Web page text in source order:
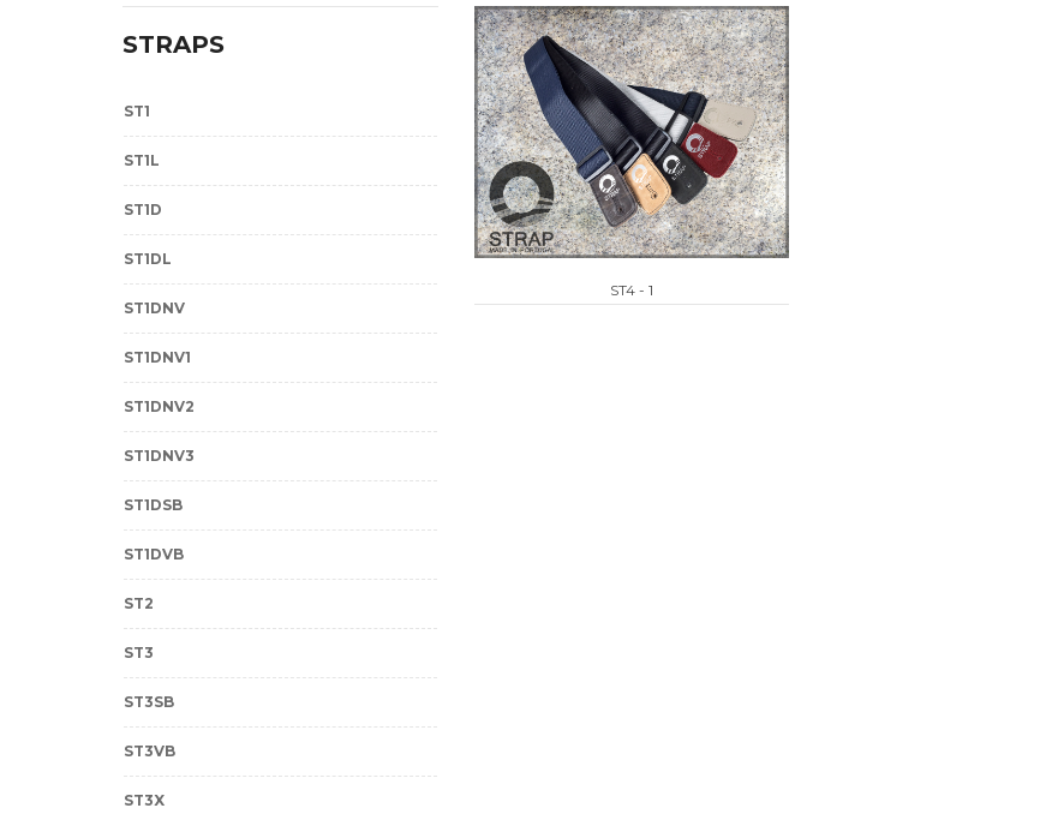
STRAPS
ST1
ST1L
ST1D
ST1DL
ST1DNV
ST1DNV1
ST1DNV2
ST1DNV3
ST1DSB
ST1DVB
ST2
ST3
ST3SB
ST3VB
ST3X
ST4 - 1